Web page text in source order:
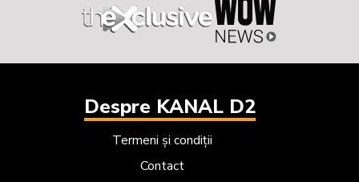
Despre KANAL D2
Termeni și condiții
Contact